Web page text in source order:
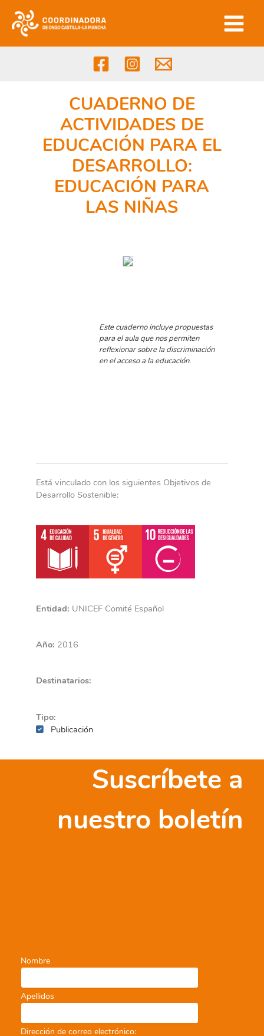
contenido
CUADERNO DE
ACTIVIDADES DE
EDUCACIÓN PARA EL
DESARROLLO:
EDUCACIÓN PARA
LAS NIÑAS
Este cuaderno incluye propuestas
para el aula que nos permiten
reflexionar sobre la discriminación
en el acceso a la educación.
Está vinculado con los siguientes Objetivos de
Desarrollo Sostenible:
Entidad: UNICEF Comité Español
Año: 2016
Destinatarios:
Tipo:
Publicación
Suscríbete a
nuestro boletín
Nombre
Apellidos
Dirección de correo electrónico: